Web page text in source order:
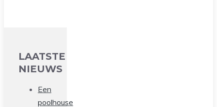
LAATSTE
NIEUWS
Een
poolhouse